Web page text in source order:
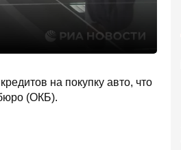
на покупку авто, что
(ОКБ).